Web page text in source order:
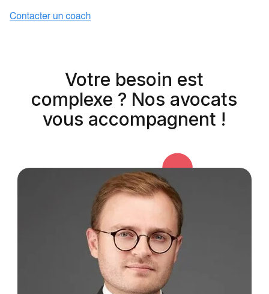
Votre besoin est
complexe ? Nos avocats
vous accompagnent !